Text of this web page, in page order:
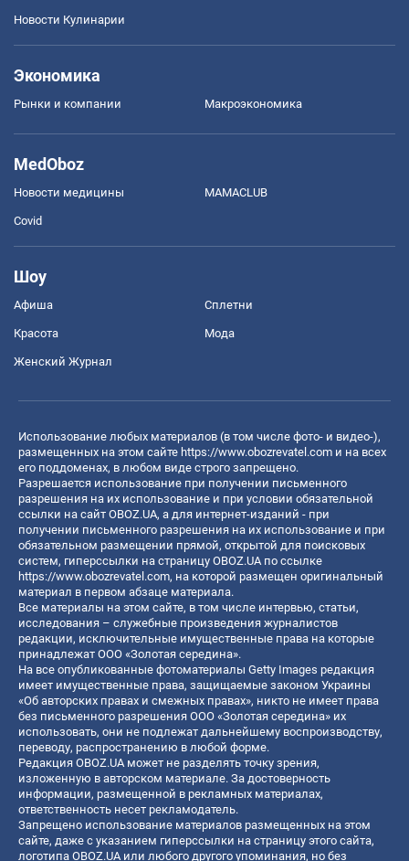
Новости Кулинарии
Экономика
Рынки и компании Mакроэкономика
MedOboz
Новости медицины MAMACLUB
Covid
Шоу
Афиша Сплетни
Красота Мода
Женский Журнал
Использование любых материалов (в том числе фото- и видео-),
размещенных на этом сайте https://www.obozrevatel.com и на всех
его поддоменах, в любом виде строго запрещено.
Разрешается использование при получении письменного
разрешения на их использование и при условии обязательной
ссылки на сайт OBOZ.UA, а для интернет-изданий - при
получении письменного разрешения на их использование и при
обязательном размещении прямой, открытой для поисковых
систем, гиперссылки на страницу OBOZ.UA по ссылке
https://www.obozrevatel.com, на которой размещен оригинальный
материал в первом абзаце материала.
Все материалы на этом сайте, в том числе интервью, статьи,
исследования – служебные произведения журналистов
редакции, исключительные имущественные права на которые
принадлежат ООО «Золотая середина».
На все опубликованные фотоматериалы Getty Images редакция
имеет имущественные права, защищаемые законом Украины
«Об авторских правах и смежных правах», никто не имеет права
без письменного разрешения ООО «Золотая середина» их
использовать, они не подлежат дальнейшему воспроизводству,
переводу, распространению в любой форме.
Редакция OBOZ.UA может не разделять точку зрения,
изложенную в авторском материале. За достоверность
информации, размещенной в рекламных материалах,
ответственность несет рекламодатель.
Запрещено использование материалов размещенных на этом
сайте, даже с указанием гиперссылки на страницу этого сайта,
логотипа OBOZ.UA или любого другого упоминания, но без